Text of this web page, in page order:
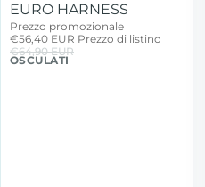
EURO HARNESS
Prezzo promozionale
€56,40 EUR Prezzo di listino
€64,90 EUR
OSCULATI